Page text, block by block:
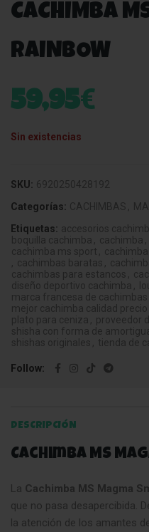
CACHIMBA
RAINBOW
59,95€
Sin existencias
SKU: 6920250428192
Categorías: CACHIMBAS ,
Etiquetas: accesorios
boquilla cachimba , cachimba ,
cachimba ms sport ,
, cachimbas baratas ,
cachimbas para estancos ,
diseño deportivo cachimba ,
marca francesa de cachimbas
mejor cachimba calidad precio
plato para ceniza , proveedor
shisha con forma de
shishas originales , tienda de
Follow
DESCRIPCIÓN
Cachimba MS
La Cachimba MS Magma
que no pasa desapercibida.
la atención de los amantes